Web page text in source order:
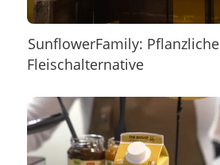
SunflowerFamily: Pflanzliche
Fleischalternative